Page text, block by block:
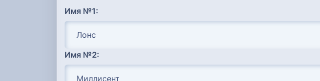
Имя №1:
Имя №2: